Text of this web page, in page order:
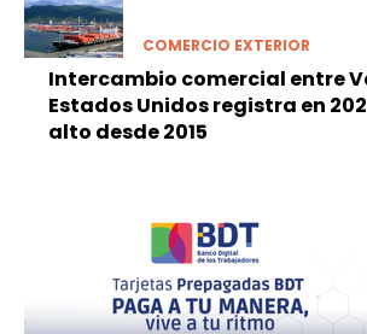
COMERCIO EXTERIOR
Intercambio comercial entre
Estados Unidos registra en
alto desde 2015